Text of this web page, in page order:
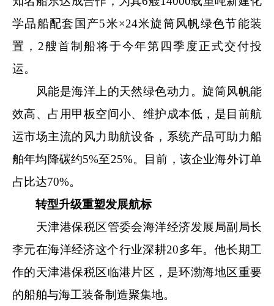
学品船配套国产5米×24米旋筒风帆绿色节能装
置，2艘首制船将于今年第四季度正式交付投
运。
风能是海洋上的天然绿色动力。旋筒风帆能
效高、占用甲板空间小、维护成本低，是目前航
运市场主流的风力助航设备，系统产品可助力船
舶年均降碳约5%至25%。目前，该企业海外订单
占比达70%。
转型升级重塑发展航标
天津港保税区管委会海洋经济发展局副局长
李元在海洋经济这个行业深耕20多年。他长期工
作的天津港保税区临港片区，是环渤海地区重要
的船舶与海工装备制造聚集地。